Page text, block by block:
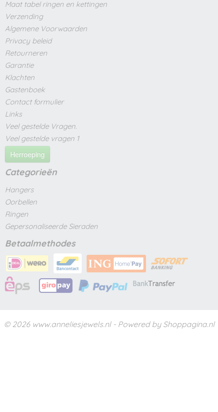
Maat tabel ringen en kettingen
Verzending
Algemene Voorwaarden
Privacy beleid
Retourneren
Garantie
Klachten
Gastenboek
Contact formulier
Links
Veel gestelde Vragen.
Veel gestelde vragen 1
Herroeping
Categorieën
Hangers
Oorbellen
Ringen
Gepersonaliseerde Sieraden
Betaalmethodes
© 2026 www.anneliesjewels.nl - Powered by Shoppagina.nl